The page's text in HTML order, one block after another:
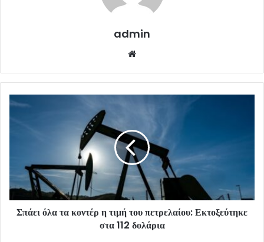
admin
Σπάει όλα τα κοντέρ η τιμή του πετρελαίου: Εκτοξεύτηκε
στα 112 δολάρια